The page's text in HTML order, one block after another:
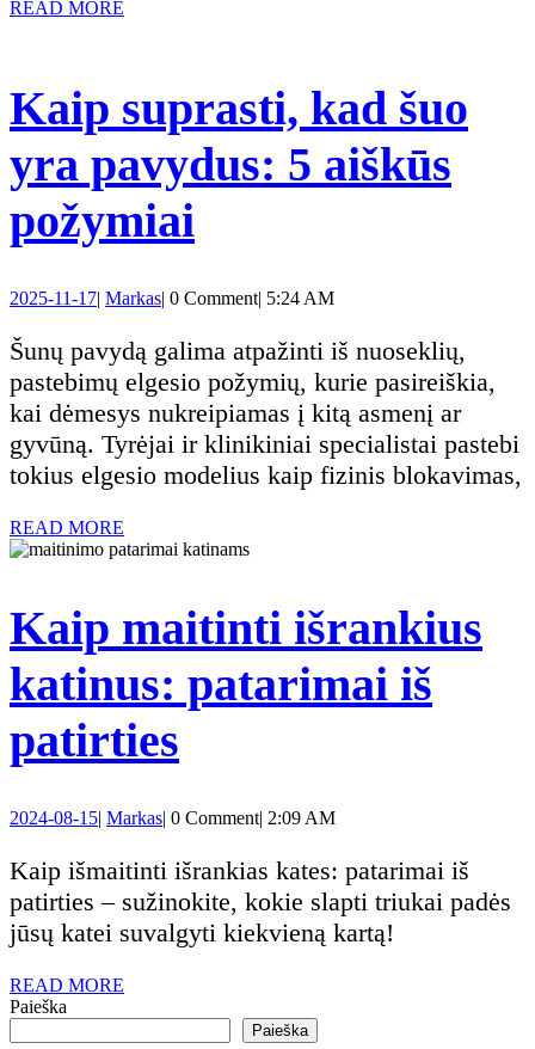
katę
vieną
READ MORE
Kaip suprasti, kad šuo
yra pavydus: 5 aiškūs
požymiai
kad
šuo
yra
pavydus:
5
aiškūs
požymiai
2025-11-172025-
| MarkasMarkas
| 0 Comment| 5:24 AM
Šunų pavydą galima atpažinti iš nuoseklių,
pastebimų elgesio požymių, kurie pasireiškia,
kai dėmesys nukreipiamas į kitą asmenį ar
gyvūną. Tyrėjai ir klinikiniai specialistai pastebi
tokius elgesio modelius kaip fizinis blokavimas,
READ MORE
MORE
Kaip maitinti išrankius
katinus: patarimai iš
patirties
išrankius
katinus:
patarimai
iš
2024-08-152024-
| MarkasMarkas
| 0 Comment| 2:09 AM
Kaip išmaitinti išrankias kates: patarimai iš
patirties – sužinokite, kokie slapti triukai padės
jūsų katei suvalgyti kiekvieną kartą!
READ MORE
Paieška
Paieška